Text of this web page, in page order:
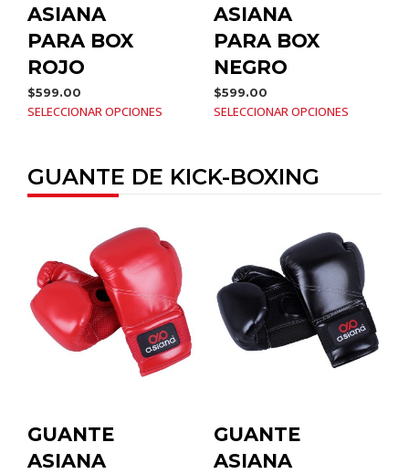
ASIANA
PARA BOX
ROJO
$599.00
SELECCIONAR OPCIONES
ASIANA
PARA BOX
NEGRO
$599.00
SELECCIONAR OPCIONES
GUANTE DE KICK-BOXING
GUANTE
ASIANA
GUANTE
ASIANA